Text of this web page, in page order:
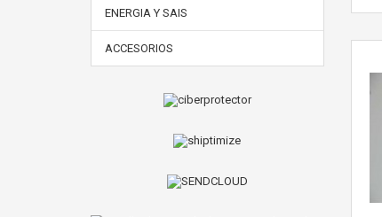
ENERGIA Y SAIS
ACCESORIOS